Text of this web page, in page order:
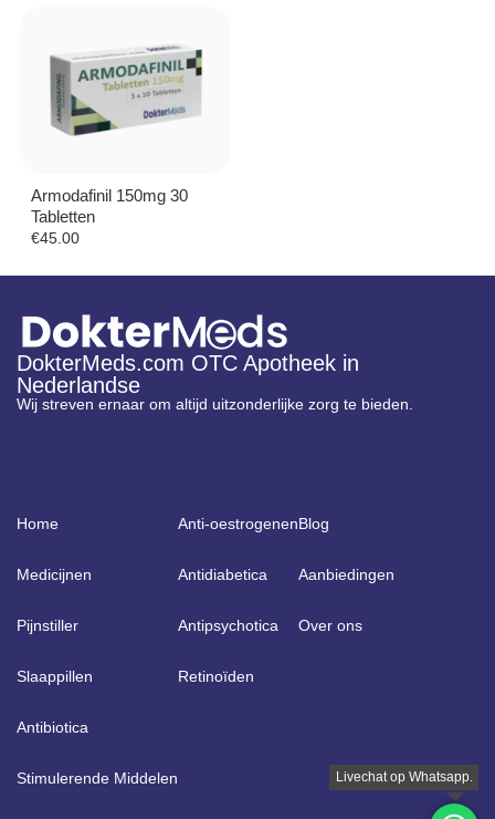
Armodafinil 150mg 30
Tabletten
€45.00
DokterMeds.com OTC Apotheek in
Nederlandse
Wij streven ernaar om altijd uitzonderlijke zorg te bieden.
Home
Medicijnen
Pijnstiller
Slaappillen
Antibiotica
Stimulerende Middelen
Anti-oestrogenen
Antidiabetica
Antipsychotica
Retinoïden
Blog
Aanbiedingen
Over ons